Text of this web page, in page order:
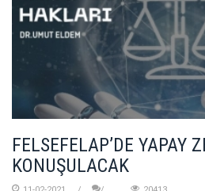
FELSEFELAP’DE YAPAY
KONUŞULACAK